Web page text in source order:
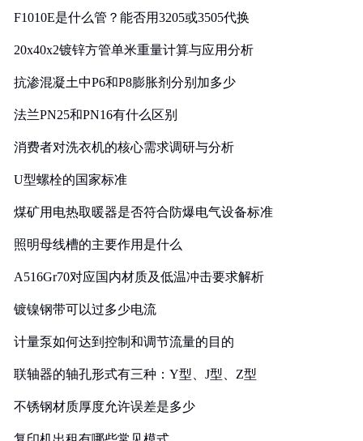
F1010E是什么管？能否用3205或3505代换
20x40x2镀锌方管单米重量计算与应用分析
抗渗混凝土中P6和P8膨胀剂分别加多少
法兰PN25和PN16有什么区别
消费者对洗衣机的核心需求调研与分析
U型螺栓的国家标准
煤矿用电热取暖器是否符合防爆电气设备标准
照明母线槽的主要作用是什么
A516Gr70对应国内材质及低温冲击要求解析
镀镍钢带可以过多少电流
计量泵如何达到控制和调节流量的目的
联轴器的轴孔形式有三种：Y型、J型、Z型
不锈钢材质厚度允许误差是多少